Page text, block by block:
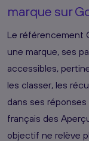
marque sur
Le référencement
une marque, ses
accessibles,
les classer, les
dans ses
français des
objectif ne relève